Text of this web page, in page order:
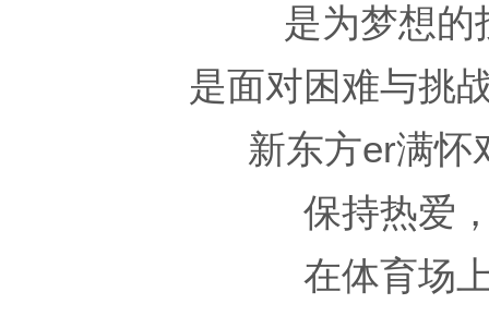
是为梦想的
是面对困难与挑
新东方er满怀
保持热爱
在体育场